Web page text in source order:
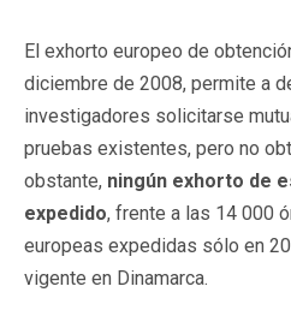
El exhorto europeo de
diciembre de 2008, permite a
investigadores solicitarse
pruebas existentes, pero no
obstante, ningún exhorto de
expedido, frente a las 14 000
europeas expedidas sólo en
vigente en Dinamarca.